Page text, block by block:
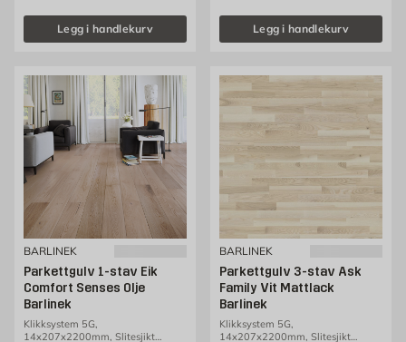
Legg i handlekurv Legg i handlekurv
BARLINEK
Parkettgulv 1-stav Eik
Comfort Senses Olje
Barlinek
Klikksystem 5G,
14x207x2200mm, Slitesjikt
BARLINEK
Parkettgulv 3-stav Ask
Family Vit Mattlack
Barlinek
Klikksystem 5G,
14x207x2200mm, Slitesjikt